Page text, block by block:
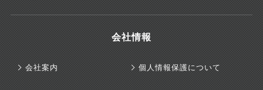
会社情報
会社案内 個人情報保護について